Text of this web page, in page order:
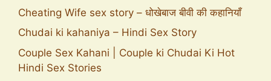
Cheating Wife sex story – धोखेबाज बीवी की कहानियाँ
Chudai ki kahaniya – Hindi Sex Story
Couple Sex Kahani | Couple ki Chudai Ki Hot
Hindi Sex Stories